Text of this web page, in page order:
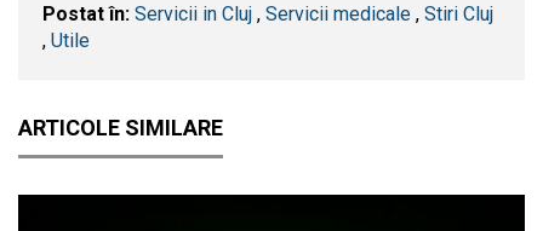
Postat în: Servicii in Cluj , Servicii medicale , Stiri Cluj
, Utile
ARTICOLE SIMILARE